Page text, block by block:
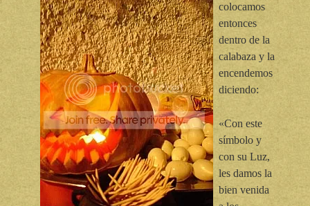
colocamos
entonces
dentro de la
calabaza y la
encendemos
diciendo:
«Con este
símbolo y
con su Luz,
les damos la
bien venida